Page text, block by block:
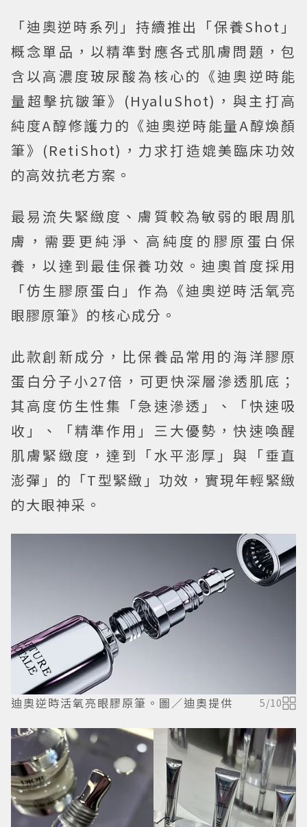
「迪奧逆時系列」持續推出「保養Shot」
概念單品，以精準對應各式肌膚問題，包
含以高濃度玻尿酸為核心的《迪奧逆時能
量超擊抗皺筆》(HyaluShot)，與主打高
純度A醇修護力的《迪奧逆時能量A醇煥顏
筆》(RetiShot)，力求打造媲美臨床功效
的高效抗老方案。
最易流失緊緻度、膚質較為敏弱的眼周肌
膚，需要更純淨、高純度的膠原蛋白保
養，以達到最佳保養功效。迪奧首度採用
「仿生膠原蛋白」作為《迪奧逆時活氧亮
眼膠原筆》的核心成分。
此款創新成分，比保養品常用的海洋膠原
蛋白分子小27倍，可更快深層滲透肌底；
其高度仿生性集「急速滲透」、「快速吸
收」、「精準作用」三大優勢，快速喚醒
肌膚緊緻度，達到「水平澎厚」與「垂直
澎彈」的「T型緊緻」功效，實現年輕緊緻
的大眼神采。
迪奧逆時活氧亮眼膠原筆。圖／迪奧提供 5/10